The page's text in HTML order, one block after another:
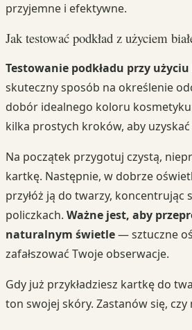
przyjemne i efektywne.
Jak testować podkład z użyciem
Testowanie podkładu przy
skuteczny sposób na określenie
dobór idealnego koloru
kilka prostych kroków, aby
Na początek przygotuj czystą,
kartkę. Następnie, w dobrze
przyłóż ją do twarzy, koncentrując
policzkach. Ważne jest, aby
naturalnym świetle— sztuczne
zafałszować Twoje obserwacje.
Gdy już przykładziesz kartkę do
ton swojej skóry. Zastanów się, czy